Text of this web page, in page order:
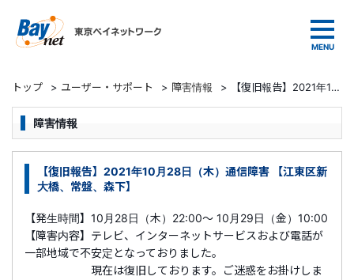
トップ > ユーザー・サポート > 障害情報 > 【復旧報告】2021年10月28日（木）通信障害 【江東区新大橋、常盤、森下】
障害情報
【復旧報告】2021年10月28日（木）通信障害 【江東区新
大橋、常盤、森下】
【発生時間】10月28日（木）22:00～ 10月29日（金）10:00
【障害内容】テレビ、インターネットサービスおよび電話が
一部地域で不安定となっておりました。
現在は復旧しております。ご迷惑をお掛けしま